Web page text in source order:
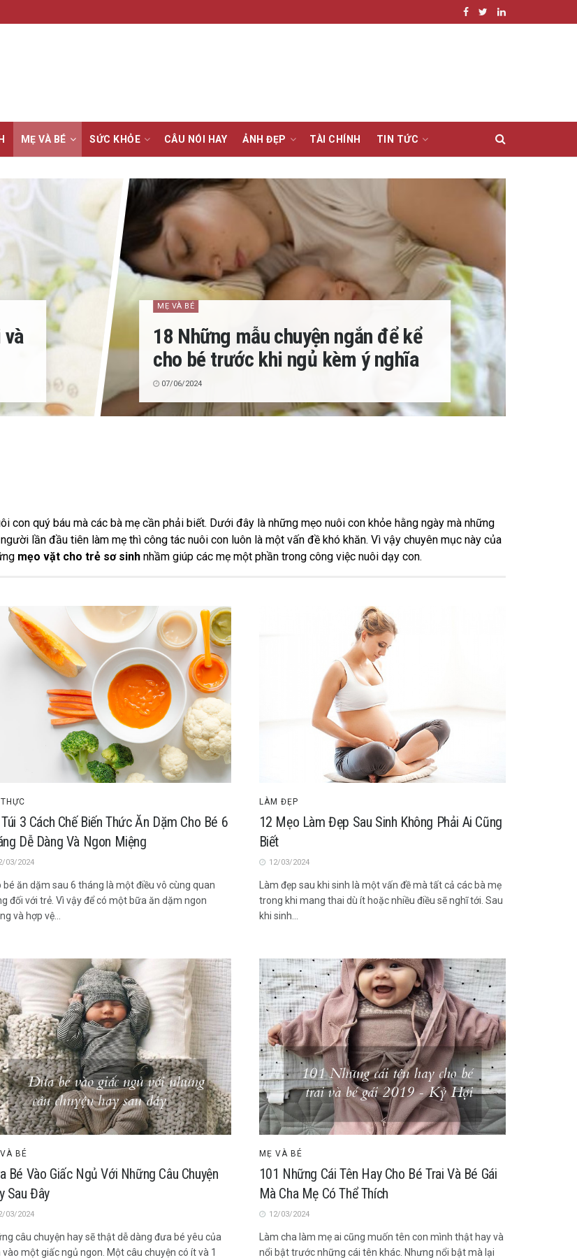
MẸ VÀ BÉ SỨC KHỎE CÂU NÓI HAY ẢNH ĐẸP TÀI CHÍNH TIN TỨC
và
MẸ VÀ BÉ
18 Những mẫu chuyện ngắn để kể
cho bé trước khi ngủ kèm ý nghĩa
07/06/2024
con quý báu mà các bà mẹ cần phải biết. Dưới đây là những mẹo nuôi con khỏe hằng ngày mà những
lần đầu tiên làm mẹ thì công tác nuôi con luôn là một vấn đề khó khăn. Vì vậy chuyên mục này của
mẹo vặt cho trẻ sơ sinh nhầm giúp các mẹ một phần trong công việc nuôi dạy con.
3 Cách Chế Biến Thức Ăn Dặm Cho Bé 6
Dễ Dàng Và Ngon Miệng
03/2024
bé ăn dặm sau 6 tháng là một điều vô cùng quan
đối với trẻ. Vì vậy để có một bữa ăn dặm ngon
và hợp vệ...
LÀM ĐẸP
12 Mẹo Làm Đẹp Sau Sinh Không Phải Ai Cũng
Biết
12/03/2024
Làm đẹp sau khi sinh là một vấn đề mà tất cả các bà mẹ
trong khi mang thai dù ít hoặc nhiều điều sẽ nghĩ tới. Sau
khi sinh...
BÉ
Bé Vào Giấc Ngủ Với Những Câu Chuyện
Sau Đây
03/2024
câu chuyện hay sẽ thật dễ dàng đưa bé yêu của
vào một giấc ngủ ngon. Một câu chuyện có ít và 1
MẸ VÀ BÉ
101 Những Cái Tên Hay Cho Bé Trai Và Bé Gái
Mà Cha Mẹ Có Thể Thích
12/03/2024
Làm cha làm mẹ ai cũng muốn tên con mình thật hay và
nổi bật trước những cái tên khác. Nhưng nổi bật mà lại